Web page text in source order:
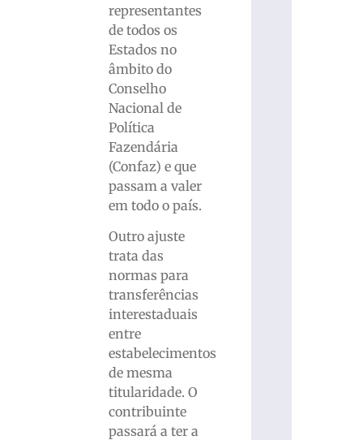
representantes
de todos os
Estados no
âmbito do
Conselho
Nacional de
Política
Fazendária
(Confaz) e que
passam a valer
em todo o país.
Outro ajuste
trata das
normas para
transferências
interestaduais
entre
estabelecimentos
de mesma
titularidade. O
contribuinte
passará a ter a